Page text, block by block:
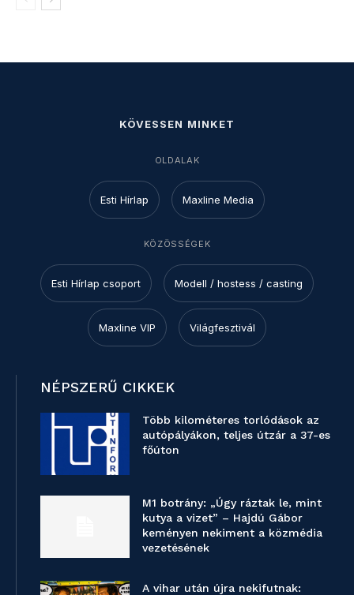
KÖVESSEN MINKET
OLDALAK
Esti Hírlap Maxline Media
KÖZÖSSÉGEK
Esti Hírlap csoport Modell / hostess / casting
Maxline VIP Világfesztivál
NÉPSZERŰ CIKKEK
Több kilométeres torlódások az
autópályákon, teljes útzár a 37-es
főúton
M1 botrány: „Úgy ráztak le, mint
kutya a vizet” – Hajdú Gábor
keményen nekiment a közmédia
vezetésének
A vihar után újra nekifutnak: